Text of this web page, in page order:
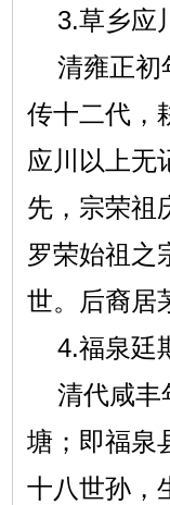
3.草乡应
清雍正初
传十二代，
应川以上无
先，宗荣祖
罗荣始祖之
世。后裔居
4.福泉廷
清代咸丰
塘；即福泉
十八世孙，